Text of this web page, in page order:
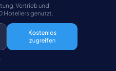
Vertrieb und
Hoteliers genutzt.
Kostenlos
zugreifen